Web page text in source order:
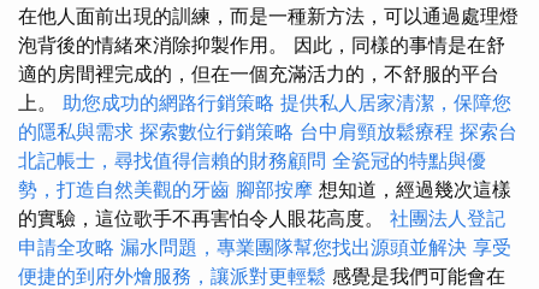
在他人面前出現的訓練，而是一種新方法，可以通過處理燈
泡背後的情緒來消除抑製作用。 因此，同樣的事情是在舒
適的房間裡完成的，但在一個充滿活力的，不舒服的平台
上。 助您成功的網路行銷策略 提供私人居家清潔，保障您
的隱私與需求 探索數位行銷策略 台中肩頸放鬆療程 探索台
北記帳士，尋找值得信賴的財務顧問 全瓷冠的特點與優
勢，打造自然美觀的牙齒 腳部按摩 想知道，經過幾次這樣
的實驗，這位歌手不再害怕令人眼花高度。 社團法人登記
申請全攻略 漏水問題，專業團隊幫您找出源頭並解決 享受
便捷的到府外燴服務，讓派對更輕鬆 感覺是我們可能會在